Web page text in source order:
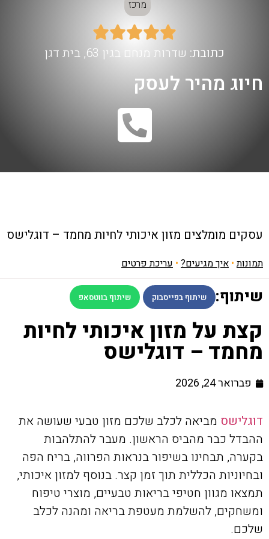
מרכז





כתובת: שדרות מנחם בגין 63, בית דגן
חיוג מהיר לעסק
עסקים מומלצים מזון איכותי לחיות מחמד – דוגלישס
תמונות• איך מגיעים? • עריכת פרטים
שיתוף: שיתוף בפייסבוק שיתוף בווטסאפ
קצת על מזון איכותי לחיות
מחמד – דוגלישס
פברואר 24, 2026
דוגלישס מביאה לכלב שלכם מזון טבעי שעושה את
ההבדל כבר מהביס הראשון. מעבר להתלהבות
בקערה, תבחינו בשיפור בנראות הפרווה, בריח הפה
ובחיוניות הכללית תוך זמן קצר. בנוסף למזון איכותי,
תמצאו מגוון חטיפי בריאות טבעיים, מוצרי טיפוח
ומשחקים, להשלמת מעטפת בריאה ומהנה לכלב
שלכם.